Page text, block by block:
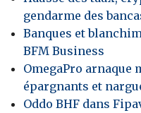
gendarme des
Banques et
BFM Business
OmegaPro arnaque
épargnants et
Oddo BHF dans